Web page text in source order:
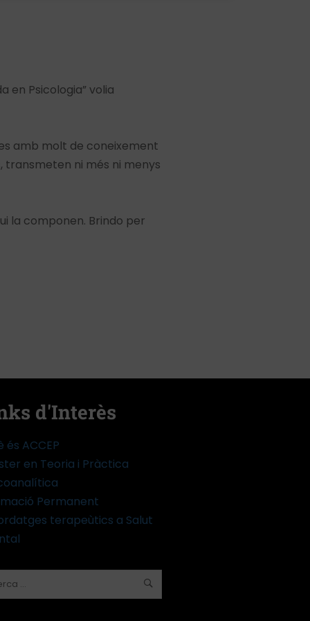
en Psicologia” volia
amb molt de coneixement
transmeten ni més ni menys
la componen. Brindo per
d'Interès
és ACCEP
en Teoria i Pràctica
Permanent
terapeùtics a Salut